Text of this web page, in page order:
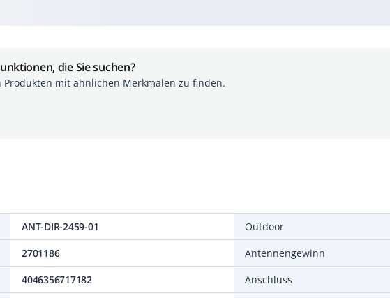
die Sie suchen?
mit ähnlichen Merkmalen zu finden.
ANT-DIR-2459-01
2701186
4046356717182
Outdoor
Antennengewinn
Anschluss